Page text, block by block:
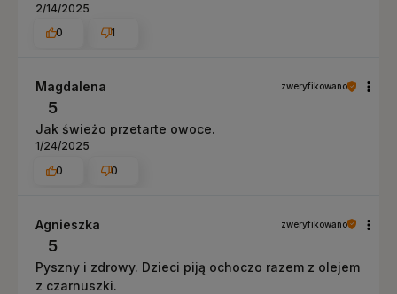
2/14/2025
0
1
Magdalena zweryfikowano
5
Jak świeżo przetarte owoce.
1/24/2025
0
0
Agnieszka zweryfikowano
5
Pyszny i zdrowy. Dzieci piją ochoczo razem z olejem
z czarnuszki.